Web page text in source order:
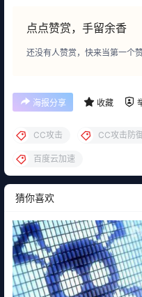
点点赞赏，手留余香
还没有人赞赏，快来当第一个赞
海报分享 收藏
CC攻击 CC攻击防
百度云加速
猜你喜欢